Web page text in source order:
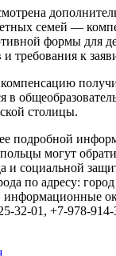
семей —
формы для
требования к
в
столицы.
подробной
могут
и социальной
по адресу:
информационные
32-01, +7-978-